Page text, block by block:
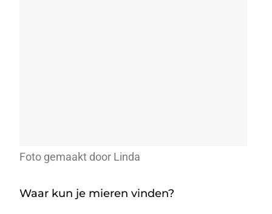
Foto gemaakt door Linda
Waar kun je mieren vinden?